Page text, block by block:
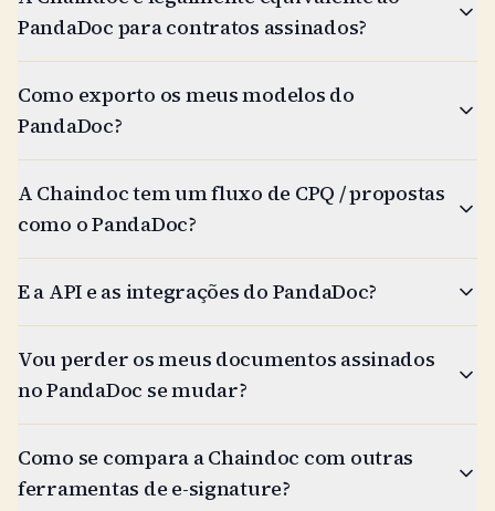
PandaDoc para contratos assinados?
Como exporto os meus modelos do
PandaDoc?
A Chaindoc tem um fluxo de CPQ / propostas
como o PandaDoc?
E a API e as integrações do PandaDoc?
Vou perder os meus documentos assinados
no PandaDoc se mudar?
Como se compara a Chaindoc com outras
ferramentas de e-signature?